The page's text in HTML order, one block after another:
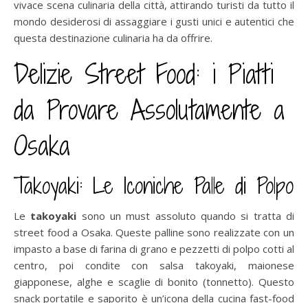
vivace scena culinaria della città, attirando turisti da tutto il
mondo desiderosi di assaggiare i gusti unici e autentici che
questa destinazione culinaria ha da offrire.
Delizie Street Food: i Piatti
da Provare Assolutamente a
Osaka
Takoyaki: Le Iconiche Palle di Polpo
Le takoyaki sono un must assoluto quando si tratta di
street food a Osaka. Queste palline sono realizzate con un
impasto a base di farina di grano e pezzetti di polpo cotti al
centro, poi condite con salsa takoyaki, maionese
giapponese, alghe e scaglie di bonito (tonnetto). Questo
snack portatile e saporito è un’icona della cucina fast-food